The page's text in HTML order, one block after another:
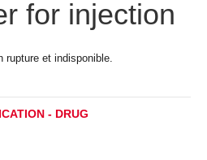
for injection
rupture et indisponible.
- DRUG